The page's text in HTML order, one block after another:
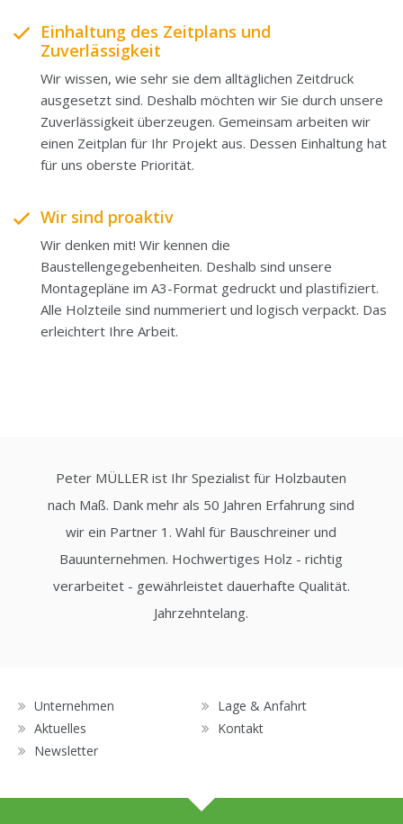
Einhaltung des Zeitplans und
Zuverlässigkeit
Wir wissen, wie sehr sie dem alltäglichen Zeitdruck
ausgesetzt sind. Deshalb möchten wir Sie durch unsere
Zuverlässigkeit überzeugen. Gemeinsam arbeiten wir
einen Zeitplan für Ihr Projekt aus. Dessen Einhaltung hat
für uns oberste Priorität.
Wir sind proaktiv
Wir denken mit! Wir kennen die
Baustellengegebenheiten. Deshalb sind unsere
Montagepläne im A3-Format gedruckt und plastifiziert.
Alle Holzteile sind nummeriert und logisch verpackt. Das
erleichtert Ihre Arbeit.
Peter MÜLLER ist Ihr Spezialist für Holzbauten
nach Maß. Dank mehr als 50 Jahren Erfahrung sind
wir ein Partner 1. Wahl für Bauschreiner und
Bauunternehmen. Hochwertiges Holz - richtig
verarbeitet - gewährleistet dauerhafte Qualität.
Jahrzehntelang.
Unternehmen
Lage & Anfahrt
Aktuelles
Kontakt
Newsletter